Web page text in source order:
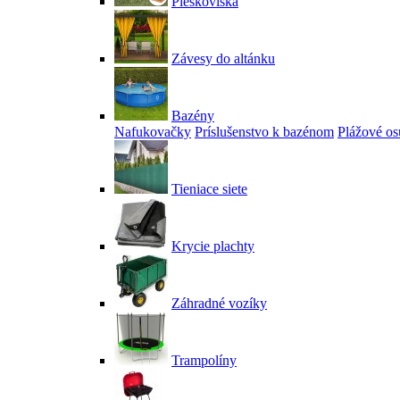
Závesy do altánku
Bazény
Nafukovačky Príslušenstvo k bazénom Plážové
Tieniace siete
Krycie plachty
Záhradné vozíky
Trampolíny